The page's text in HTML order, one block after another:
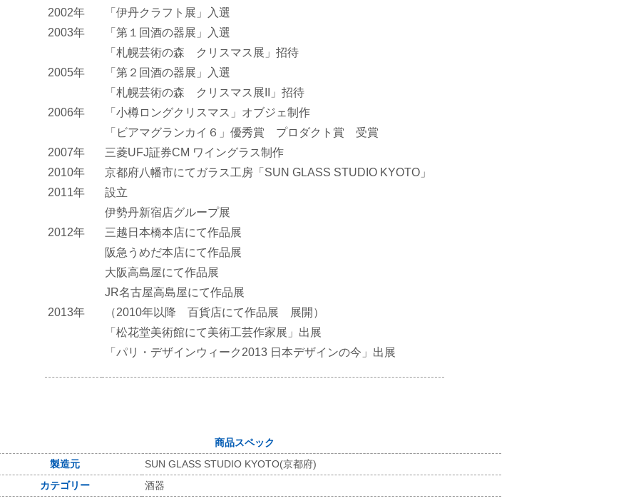
2002年
2003年
2005年
2006年
2007年
2010年
2011年
2012年
2013年
「伊丹クラフト展」入選
「第１回酒の器展」入選
「札幌芸術の森 クリスマス展」招待
「第２回酒の器展」入選
「札幌芸術の森 クリスマス展II」招待
「小樽ロングクリスマス」オブジェ制作
「ビアマグランカイ６」優秀賞 プロダクト賞 受賞
三菱UFJ証券CM ワイングラス制作
京都府八幡市にてガラス工房「SUN GLASS STUDIO KYOTO」
設立
伊勢丹新宿店グループ展
三越日本橋本店にて作品展
阪急うめだ本店にて作品展
大阪高島屋にて作品展
JR名古屋高島屋にて作品展
（2010年以降 百貨店にて作品展 展開）
「松花堂美術館にて美術工芸作家展」出展
「パリ・デザインウィーク2013 日本デザインの今」出展
商品スペック
製造元
SUN GLASS STUDIO KYOTO(京都府)
カテゴリー
酒器